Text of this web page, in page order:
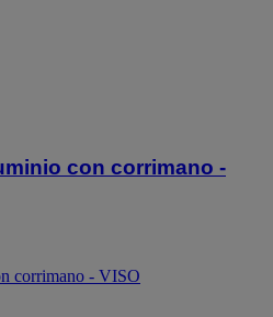
con corrimano -
corrimano - VISO